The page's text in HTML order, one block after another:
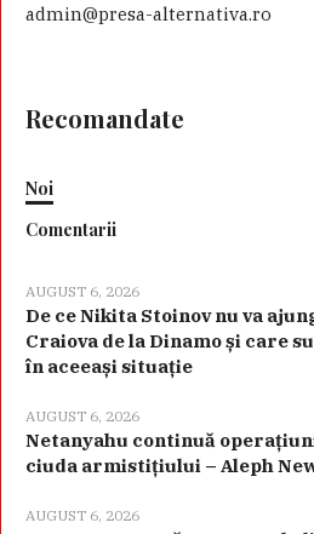
admin@presa-alternativa.ro
Recomandate
Noi
Comentarii
AUGUST 6, 2026
De ce Nikita Stoinov nu va
Craiova de la Dinamo și care
în aceeași situație
AUGUST 6, 2026
Netanyahu continuă
ciuda armistițiului – Aleph
AUGUST 6, 2026